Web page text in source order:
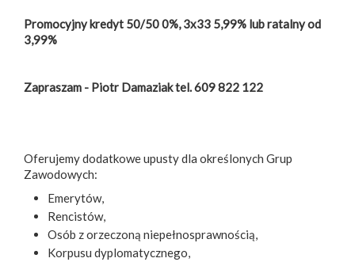
Promocyjny kredyt 50/50 0%, 3x33 5,99% lub ratalny od
3,99%
Zapraszam - Piotr Damaziak tel. 609 822 122
Oferujemy dodatkowe upusty dla określonych Grup
Zawodowych:
Emerytów,
Rencistów,
Osób z orzeczoną niepełnosprawnością,
Korpusu dyplomatycznego,